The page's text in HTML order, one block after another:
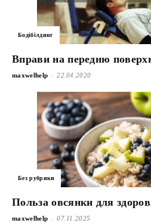
Бодібілдинг
Вправи на передню
maxwelhelp - 22.04.2020
Без рубрики
Польза овсянки для
maxwelhelp - 07.11.2025